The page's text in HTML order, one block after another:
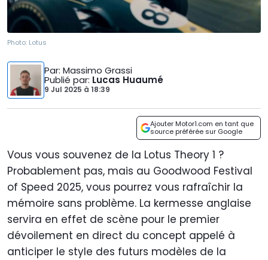
Photo: Lotus
Par: Massimo Grassi
Publié par: Lucas Huaumé
9 Jul 2025 à 18:39
Ajouter Motor1.com en tant que
source préférée sur Google
Vous vous souvenez de la Lotus Theory 1 ?
Probablement pas, mais au Goodwood Festival
of Speed 2025, vous pourrez vous rafraîchir la
mémoire sans problème. La kermesse anglaise
servira en effet de scène pour le premier
dévoilement en direct du concept appelé à
anticiper le style des futurs modèles de la